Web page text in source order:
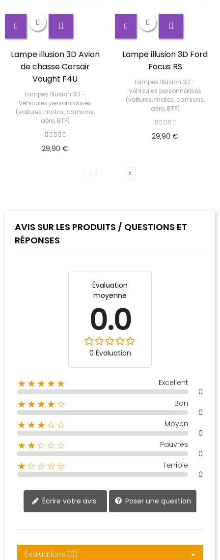
Lampe illusion 3D Avion
de chasse Corsair
Vought F4U
Lampes Illusion 3D –
Véhicules personnalisés
(voitures, motos, camions,
aéro, BTP)
29,90 €
Lampe illusion 3D Ford
Focus RS
Lampes Illusion 3D –
Véhicules personnalisés
(voitures, motos, camions,
aéro, BTP)
29,90 €
AVIS SUR LES PRODUITS / QUESTIONS ET
RÉPONSES
Évaluation
moyenne
0.0
0 Évaluation
★★★★★
Excellent
0
★★★★☆
Bon
0
★★★☆☆
Moyen
0
★★☆☆☆
Pauvres
0
★☆☆☆☆
Terrible
0
Écrire votre avis Poser une question
Évaluations (0)